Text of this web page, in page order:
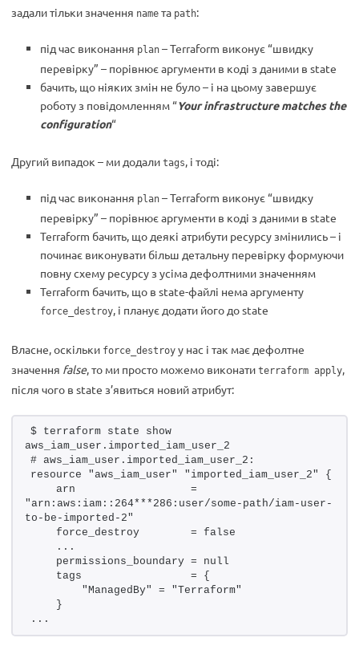
задали тільки значення name та path:
під час виконання plan – Terraform виконує “швидку
перевірку” – порівнює аргументи в коді з даними в state
бачить, що ніяких змін не було – і на цьому завершує
роботу з повідомленням “Your infrastructure matches the
configuration“
Другий випадок – ми додали tags, і тоді:
під час виконання plan – Terraform виконує “швидку
перевірку” – порівнює аргументи в коді з даними в state
Terraform бачить, що деякі атрибути ресурсу змінились – і
починає виконувати більш детальну перевірку формуючи
повну схему ресурсу з усіма дефолтними значенням
Terraform бачить, що в state-файлі нема аргументу
force_destroy, і планує додати його до state
Власне, оскільки force_destroy у нас і так має дефолтне
значення false, то ми просто можемо виконати terraform apply,
після чого в state з’явиться новий атрибут:
$ terraform state show
aws_iam_user.imported_iam_user_2
# aws_iam_user.imported_iam_user_2:
resource "aws_iam_user" "imported_iam_user_2" {
    arn                  =
"arn:aws:iam::264***286:user/some-path/iam-user-
to-be-imported-2"
    force_destroy        = false
    ...
    permissions_boundary = null
    tags                 = {
        "ManagedBy" = "Terraform"
    }
...